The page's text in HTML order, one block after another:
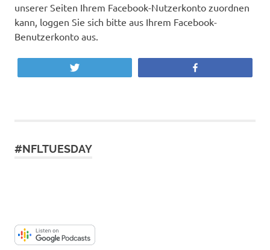
unserer Seiten Ihrem Facebook-Nutzerkonto zuordnen
kann, loggen Sie sich bitte aus Ihrem Facebook-
Benutzerkonto aus.
#NFLTUESDAY